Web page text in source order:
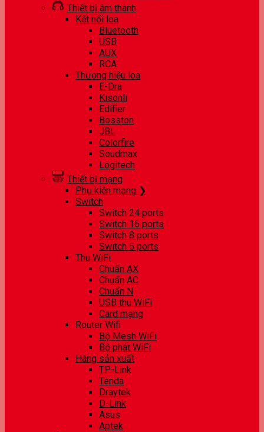
Thiết bị âm thanh
Kết nối loa
Bluetooth
USB
AUX
RCA
Thương hiệu loa
E-Dra
Kisonli
Edifier
Bosston
JBL
Colorfire
Soudmax
Logitech
Thiết bị mạng
Phụ kiện mạng ❯
Switch
Switch 24 ports
Switch 16 ports
Switch 8 ports
Switch 5 ports
Thu WiFi
Chuẩn AX
Chuẩn AC
Chuẩn N
USB thu WiFi
Card mạng
Router Wifi
Bộ Mesh WiFi
Bộ phát WiFi
Hãng sản xuất
TP-Link
Tenda
Draytek
D-Link
Asus
Aptek